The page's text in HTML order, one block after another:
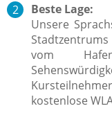
Beste Lage:
Unsere
vom
kostenlose